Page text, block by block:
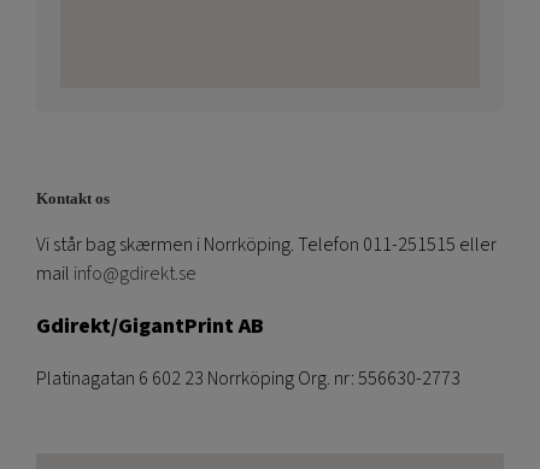
Kontakt os
Vi står bag skærmen i Norrköping. Telefon 011-251515 eller
mail info@gdirekt.se
Gdirekt/GigantPrint AB
Platinagatan 6 602 23 Norrköping Org. nr: 556630-2773